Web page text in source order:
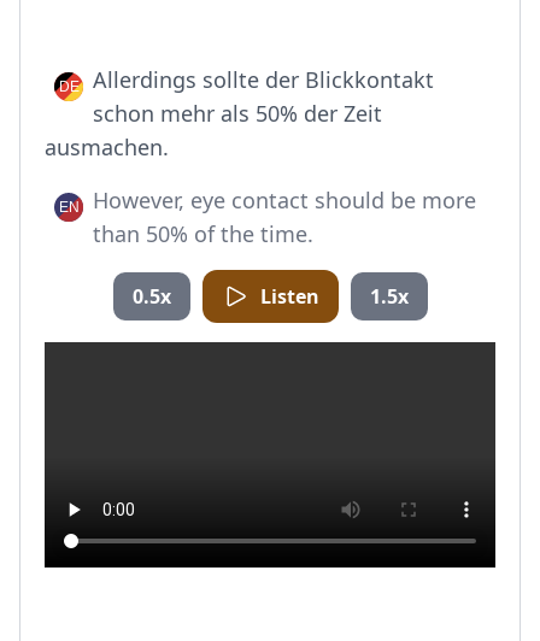
Allerdings sollte der Blickkontakt
schon mehr als 50% der Zeit
ausmachen.
However, eye contact should be more
than 50% of the time.
0.5x Listen 1.5x